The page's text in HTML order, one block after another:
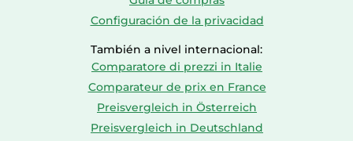
Configuración de la privacidad
También a nivel internacional:
Comparatore di prezzi in Italie
Comparateur de prix en France
Preisvergleich in Österreich
Preisvergleich in Deutschland